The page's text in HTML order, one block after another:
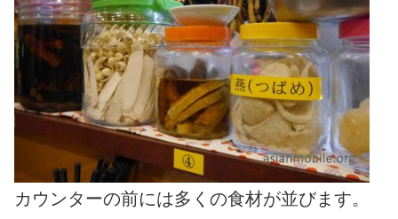
カウンターの前には多くの食材が並びます。